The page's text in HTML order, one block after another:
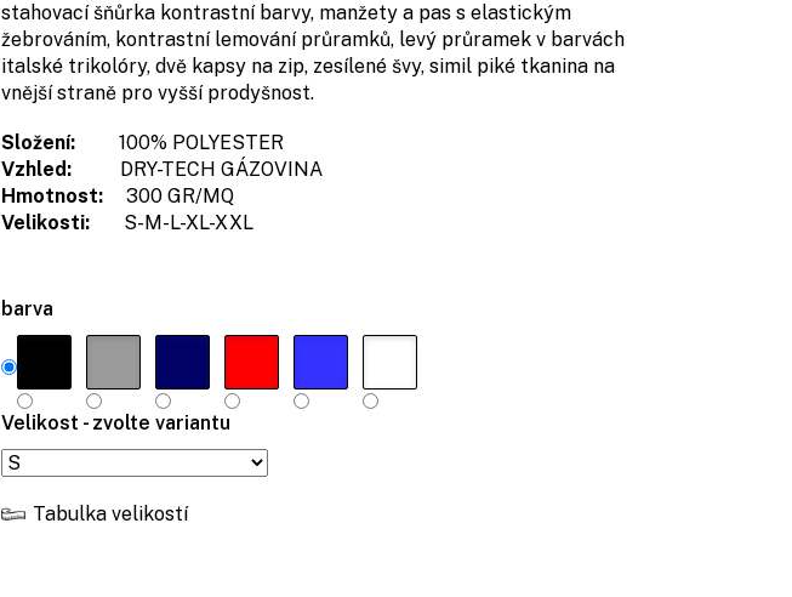
barva
Velikost - zvolte variantu
Tabulka velikostí
stahovací šňůrka kontrastní barvy, manžety a pas s elastickým
žebrováním, kontrastní lemování průramků, levý průramek v barvách
italské trikolóry, dvě kapsy na zip, zesílené švy, simil piké tkanina na
vnější straně pro vyšší prodyšnost.
Složení:
100% POLYESTER
Vzhled:
DRY-TECH GÁZOVINA
Hmotnost:
300 GR/MQ
Velikosti:
S-M-L-XL-XXL